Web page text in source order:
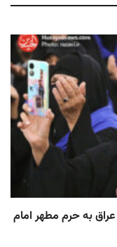
به حرم مطهر امام